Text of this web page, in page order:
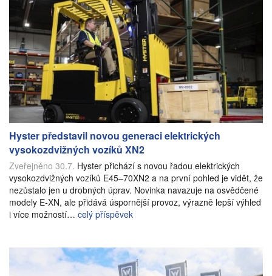
Hyster představil novou generaci elektrických
vysokozdvižných vozíků XN2
Zveřejněno 30.7. Hyster přichází s novou řadou elektrických
vysokozdvižných vozíků E45–70XN2 a na první pohled je vidět, že
nezůstalo jen u drobných úprav. Novinka navazuje na osvědčené
modely E-XN, ale přidává úspornější provoz, výrazně lepší výhled
i více možností… celý příspěvek